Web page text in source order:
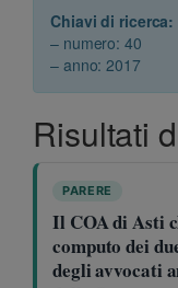
Chiavi di ricerca:
– numero: 40
– anno: 2017
Risultati
PARERE
Il COA di Asti
computo dei
degli avvocati